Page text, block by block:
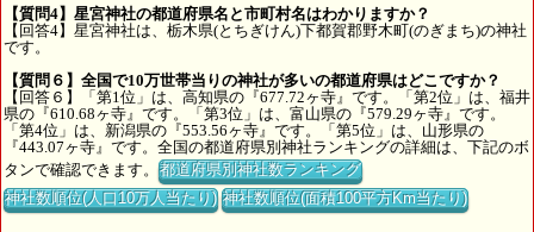
【質問4】星宮神社の都道府県名と市町村名はわかりますか？
【回答4】星宮神社は、栃木県(とちぎけん)下都賀郡野木町(のぎまち)の神社
です。
【質問６】全国で10万世帯当りの神社が多いの都道府県はどこですか？
【回答６】「第1位」は、高知県の『677.72ヶ寺』です。「第2位」は、福井
県の『610.68ヶ寺』です。「第3位」は、富山県の『579.29ヶ寺』です。
「第4位」は、新潟県の『553.56ヶ寺』です。「第5位」は、山形県の
『443.07ヶ寺』です。全国の都道府県別神社ランキングの詳細は、下記のボ
タンで確認できます。都道府県別神社数ランキング
神社数順位(人口10万人当たり) 神社数順位(面積100平方Km当たり)